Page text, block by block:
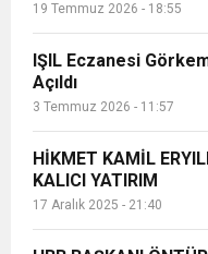
19 Temmuz 2026 - 18:55
IŞIL Eczanesi
Açıldı
3 Temmuz 2026 - 11:57
HİKMET KAMİL
KALICI YATIRIM
17 Aralık 2025 - 21:40